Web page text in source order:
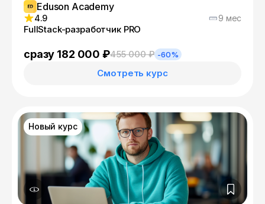
Eduson Academy
4.9 9 мес
FullStack-разработчик PRO
сразу 182 000 ₽455 000 ₽ -60%
Смотреть курс
Новый курс